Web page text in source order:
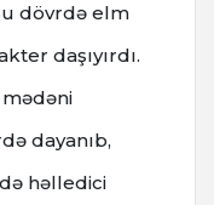
dövrdə elm
daşıyırdı.
dayanıb,
həlledici